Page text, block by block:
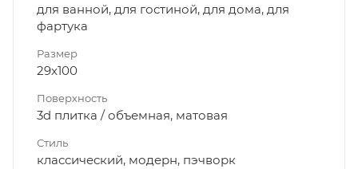
для ванной, для гостиной, для дома, для
фартука
Размер
29x100
Поверхность
3d плитка / объемная, матовая
Стиль
классический, модерн, пэчворк